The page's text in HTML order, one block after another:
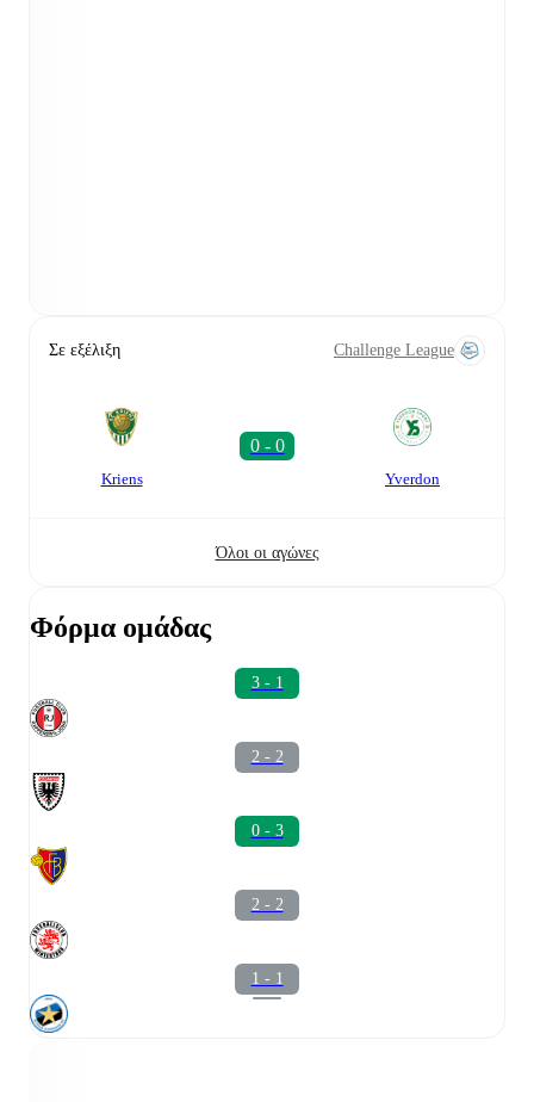
Σε εξέλιξη Challenge League
Kriens Yverdon
Όλοι οι αγώνες
Φόρμα ομάδας
3 - 1
2 - 2
0 - 3
2 - 2
1 - 1